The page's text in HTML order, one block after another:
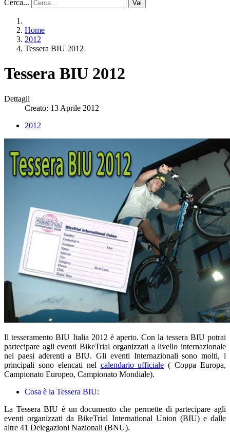
Cerca... Vai
Home
2012
Tessera BIU 2012
Tessera BIU 2012
Dettagli
Creato: 13 Aprile 2012
2012
Il tesseramento BIU Italia 2012 è aperto. Con la tessera BIU potrai
partecipare agli eventi BikeTrial organizzati a livello internazionale
nei paesi aderenti a BIU. Gli eventi Internazionali sono molti, i
principali sono elencati nel calendario ufficiale ( Coppa Europa,
Campionato Europeo, Campionato Mondiale).
Cosa è la Tessera BIU:
La Tessera BIU è un documento che permette di partecipare agli
eventi organizzati da BikeTrial International Union (BIU) e dalle
altre 41 Delegazioni Nazionali (BNU).